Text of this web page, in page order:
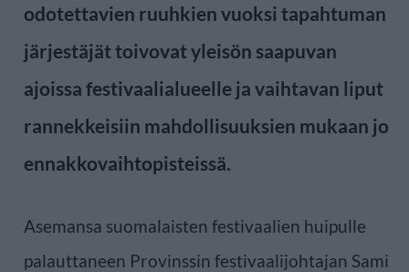
odotettavien ruuhkien vuoksi tapahtuman
järjestäjät toivovat yleisön saapuvan
ajoissa festivaalialueelle ja vaihtavan liput
rannekkeisiin mahdollisuuksien mukaan jo
ennakkovaihtopisteissä.
Asemansa suomalaisten festivaalien huipulle
palauttaneen Provinssin festivaalijohtajan Sami